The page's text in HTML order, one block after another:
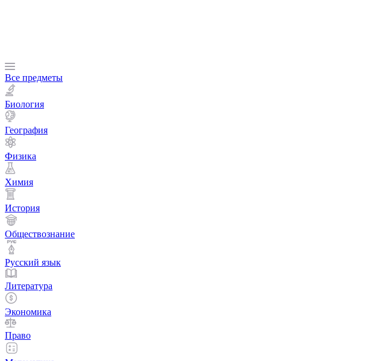
Все предметы
Биология
География
Физика
Химия
История
Обществознание
Русский язык
Литература
Экономика
Право